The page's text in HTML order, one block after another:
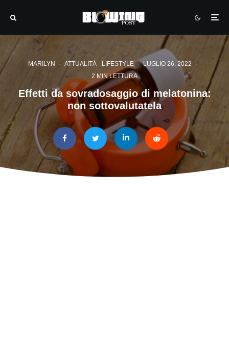
MARILYN · ATTUALITÀ LIFESTYLE · LUGLIO 26, 2022
·
2 MIN LETTURA
Effetti da sovradosaggio di melatonina:
non sottovalutatela